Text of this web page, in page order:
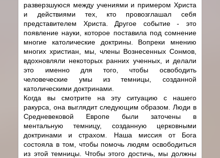
разверзшуюся между учениями и примером Христа
и действиями тех, кто провозглашал себя
представителем Христа. Другое событие - это
появление науки, которое поставила под сомнение
многие католические доктрины. Вопреки мнению
многих христиан, мы, члены Вознесенных Сонмов,
вдохновляли некоторых ранних ученных, и делали
это именно для того, чтобы освободить
человеческие умы из темницы, созданной
католическими доктринами.
Когда вы смотрите на эту ситуацию с нашего
ракурса, она выглядит следующим образом. Люди в
Средневековой Европе были заточены в
ментальную темницу, созданную церковными
доктринами и страхом. Наша миссия от Бога
состояла в том, чтобы помочь людям освободиться
из этой темницы. Чтобы этого достичь, мы должны